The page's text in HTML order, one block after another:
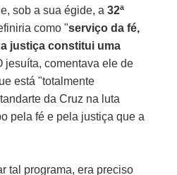
sob a sua égide, a32ª
como "serviço da fé,
justiça constitui uma
jesuíta, comentava ele de
está "totalmente
da Cruz na luta
pela fé e pela justiça que a
tal programa, era preciso